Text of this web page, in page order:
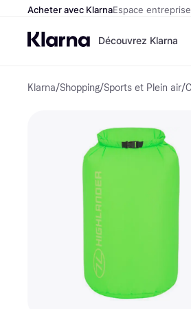
Acheter avec KlarnaEspace
Découvrez Klarna
Klarna/Shopping/Sports et Plein air/